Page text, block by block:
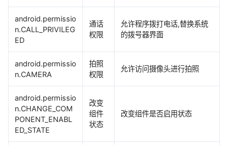
android.permissio
n.CALL_PRIVILEG
ED
通话
权限
允许程序拨打电话,替换系统
的拨号器界面
android.permissio
n.CAMERA
拍照
权限
允许访问摄像头进行拍照
android.permissio
n.CHANGE_COM
PONENT_ENABL
ED_STATE
改变
组件
状态
改变组件是否启用状态